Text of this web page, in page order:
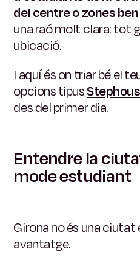
del centre o zones
una raó molt clara: tot
ubicació.
I aquí és on triar bé el
opcions tipus
des del primer dia.
Entendre la
mode estudiant
Girona no és una ciutat
avantatge.